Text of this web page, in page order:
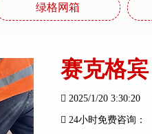
绿格网箱
赛克格宾
2025/1/20 3:30:20
24小时免费咨询：